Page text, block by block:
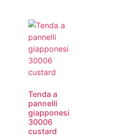
Tenda a
pannelli
giapponesi
30006
custard